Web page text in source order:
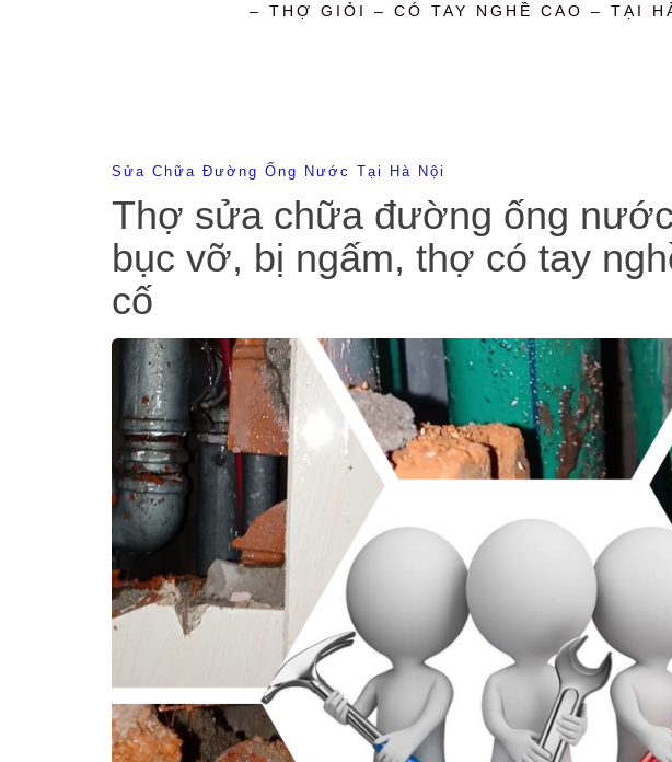
– THỢ GIỎI – CÓ TAY NGHỀ CAO – TẠI
Sửa Chữa Đường Ống Nước Tại Hà Nội
Thợ sửa chữa đường ống
bục vỡ, bị ngấm, thợ có tay
cố